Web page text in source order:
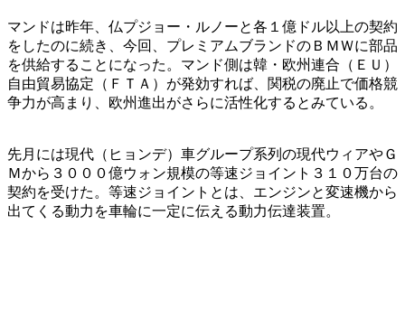
マンドは昨年、仏プジョー・ルノーと各１億ドル以上の契約
をしたのに続き、今回、プレミアムブランドのＢＭＷに部品
を供給することになった。マンド側は韓・欧州連合（ＥＵ）
自由貿易協定（ＦＴＡ）が発効すれば、関税の廃止で価格競
争力が高まり、欧州進出がさらに活性化するとみている。
先月には現代（ヒョンデ）車グループ系列の現代ウィアやＧ
Ｍから３０００億ウォン規模の等速ジョイント３１０万台の
契約を受けた。等速ジョイントとは、エンジンと変速機から
出てくる動力を車輪に一定に伝える動力伝達装置。